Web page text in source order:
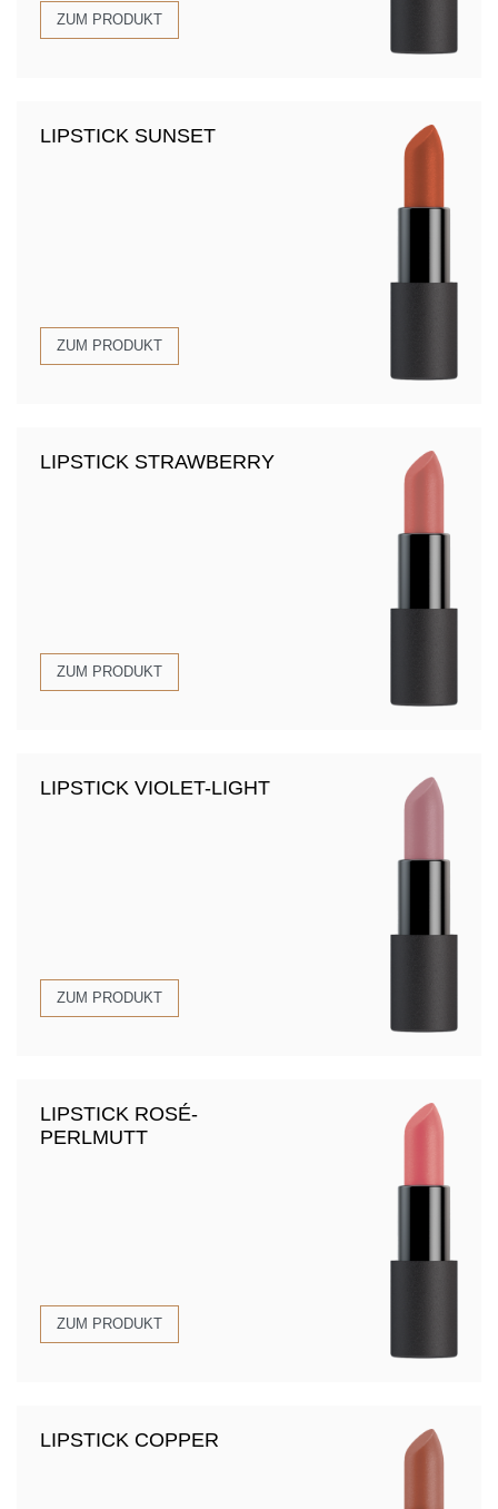
ZUM PRODUKT
LIPSTICK SUNSET
ZUM PRODUKT
LIPSTICK STRAWBERRY
ZUM PRODUKT
LIPSTICK VIOLET-LIGHT
ZUM PRODUKT
LIPSTICK ROSÉ-
PERLMUTT
ZUM PRODUKT
LIPSTICK COPPER